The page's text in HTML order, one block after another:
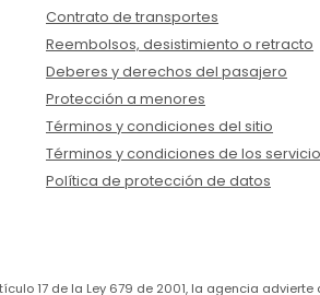
Contrato de transportes
Reembolsos, desistimiento o retracto
Deberes y derechos del pasajero
Protección a menores
Términos y condiciones del sitio
Términos y condiciones de los
Política de protección de datos
17 de la Ley 679 de 2001, la agencia